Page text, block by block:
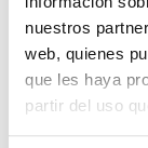
nuestros
web, quienes
que les haya
partir del uso
a los usuarios
¿Cuál es el